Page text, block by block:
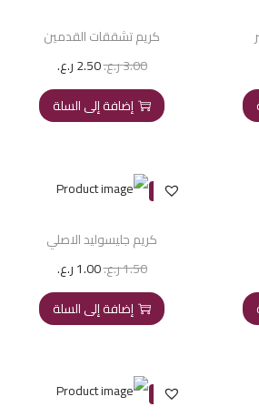
كريم تشققات القدمين
3.00ر.ع.2.50ر.ع.
إضافة إلى السلة
-33%
كريم جليسوليد الاصلي
1.50ر.ع.1.00ر.ع.
إضافة إلى السلة
-17%